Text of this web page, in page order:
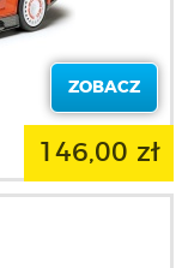
ZOBACZ
146,00 zł